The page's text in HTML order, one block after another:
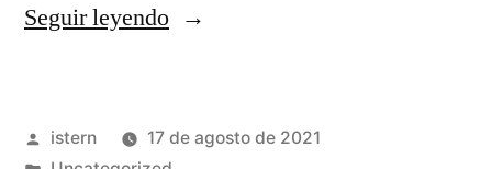
Seguir leyendo«Santos,
Del
Publicado
istern
17 de agosto de 2021